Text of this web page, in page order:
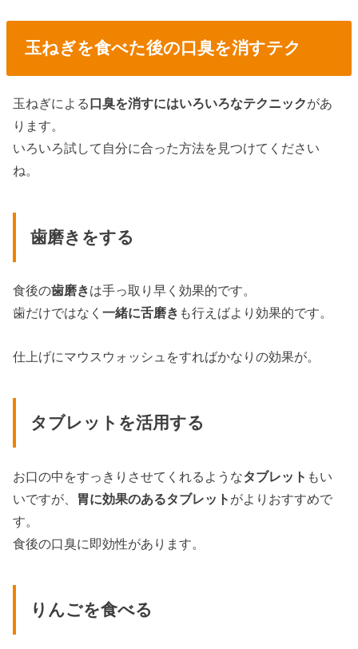
玉ねぎを食べた後の口臭を消すテク
玉ねぎによる 口臭を消すにはいろいろなテクニックがあ
ります。
いろいろ試して自分に合った方法を見つけてください
ね。
歯磨きをする
食後の歯磨きは手っ取り早く効果的です。
歯だけではなく一緒に舌磨き も行えばより効果的です。
仕上げにマウスウォッシュをすればかなりの効果が。
タブレットを活用する
お口の中をすっきりさせてくれるようなタブレット もい
いですが、 胃に効果のあるタブレット がよりおすすめで
す。
食後の口臭に即効性があります。
りんごを食べる